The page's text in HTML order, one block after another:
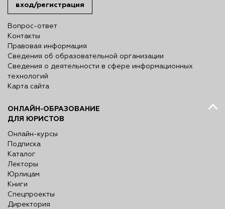
вход/регистрация
Вопрос-ответ
Контакты
Правовая информация
Сведения об образовательной организации
Сведения о деятельности в сфере информационных
технологий
Карта сайта
ОНЛАЙН-ОБРАЗОВАНИЕ
ДЛЯ ЮРИСТОВ
Онлайн-курсы
Подписка
Каталог
Лекторы
Юрлицам
Книги
Спецпроекты
Директория